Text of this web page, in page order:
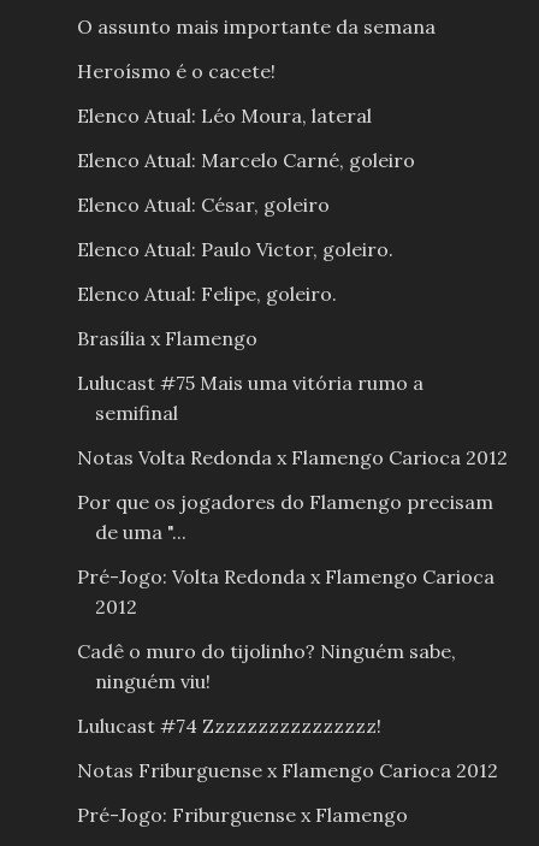
O assunto mais importante da semana
Heroísmo é o cacete!
Elenco Atual: Léo Moura, lateral
Elenco Atual: Marcelo Carné, goleiro
Elenco Atual: César, goleiro
Elenco Atual: Paulo Victor, goleiro.
Elenco Atual: Felipe, goleiro.
Brasília x Flamengo
Lulucast #75 Mais uma vitória rumo a
semifinal
Notas Volta Redonda x Flamengo Carioca 2012
Por que os jogadores do Flamengo precisam
de uma "...
Pré-Jogo: Volta Redonda x Flamengo Carioca
2012
Cadê o muro do tijolinho? Ninguém sabe,
ninguém viu!
Lulucast #74 Zzzzzzzzzzzzzzzz!
Notas Friburguense x Flamengo Carioca 2012
Pré-Jogo: Friburguense x Flamengo